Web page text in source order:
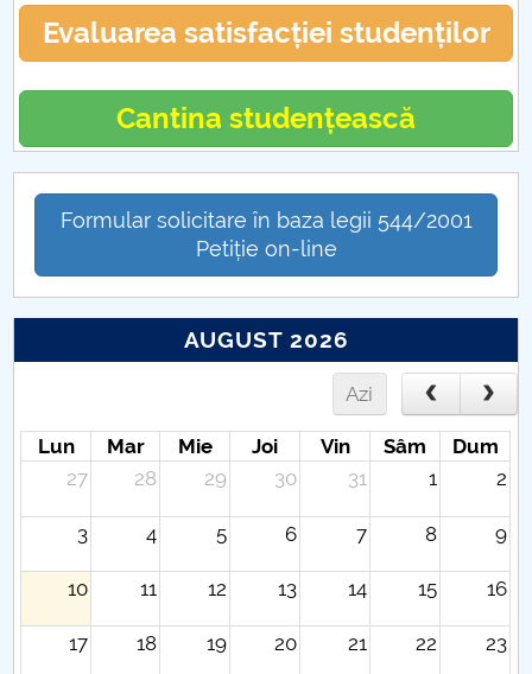
Evaluarea satisfacției studenților
Cantina studențească
Formular solicitare în baza legii 544/2001
Petiție on-line
AUGUST 2026
Azi
Lun Mar Mie Joi Vin Sâm
Dum
27
28 29 30 31 1 2
3 4 5 6 7 8 9
10 11 12 13 14 15 16
17 18 19 20 21 22 23